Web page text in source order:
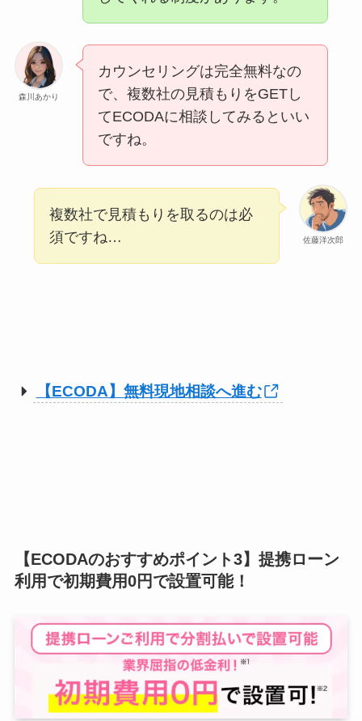
森川あかり
カウンセリングは完全無料なの
で、複数社の見積もりをGETし
てECODAに相談してみるといい
ですね。
佐藤洋次郎
複数社で見積もりを取るのは必
須ですね…
【ECODA】無料現地相談へ進む
【ECODAのおすすめポイント3】提携ローン
利用で初期費用0円で設置可能！